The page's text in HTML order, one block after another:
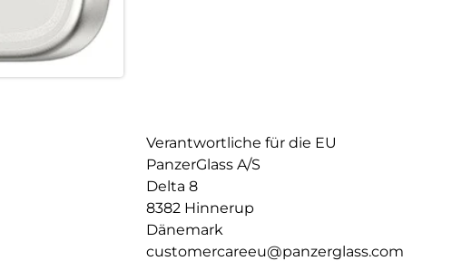
Verantwortliche für die EU
PanzerGlass A/S
Delta 8
8382 Hinnerup
Dänemark
customercareeu@panzerglass.com